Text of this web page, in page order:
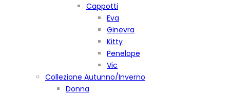
Cappotti
Eva
Ginevra
Kitty
Penelope
Vic
Collezione Autunno/Inverno
Donna